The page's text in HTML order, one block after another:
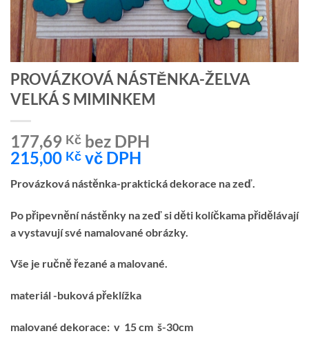
PROVÁZKOVÁ NÁSTĚNKA-ŽELVA
VELKÁ S MIMINKEM
177,69 Kč bez DPH
215,00 Kč vč DPH
Provázková nástěnka-praktická dekorace na zeď.
Po připevnění nástěnky na zeď si děti kolíčkama přidělávají
a vystavují své namalované obrázky.
Vše je ručně řezané a malované.
materiál -buková překlížka
malované dekorace: v 15 cm š-30cm